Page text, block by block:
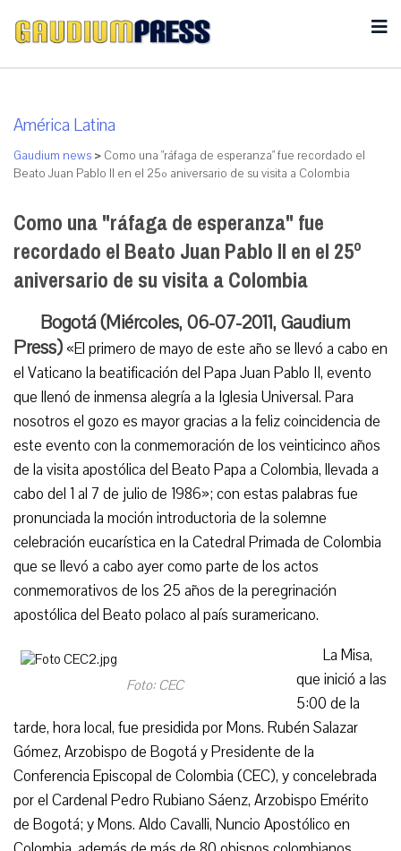
América Latina
Gaudium news > Como una "ráfaga de esperanza" fue recordado el
Beato Juan Pablo II en el 25º aniversario de su visita a Colombia
Como una "ráfaga de esperanza" fue
recordado el Beato Juan Pablo II en el 25º
aniversario de su visita a Colombia
Bogotá (Miércoles, 06-07-2011, Gaudium
Press) «El primero de mayo de este año se llevó a cabo en
el Vaticano la beatificación del Papa Juan Pablo II, evento
que llenó de inmensa alegría a la Iglesia Universal. Para
nosotros el gozo es mayor gracias a la feliz coincidencia de
este evento con la conmemoración de los veinticinco años
de la visita apostólica del Beato Papa a Colombia, llevada a
cabo del 1 al 7 de julio de 1986»; con estas palabras fue
pronunciada la moción introductoria de la solemne
celebración eucarística en la Catedral Primada de Colombia
que se llevó a cabo ayer como parte de los actos
conmemorativos de los 25 años de la peregrinación
apostólica del Beato polaco al país suramericano.
Foto: CEC
La Misa,
que inició a las
5:00 de la
tarde, hora local, fue presidida por Mons. Rubén Salazar
Gómez, Arzobispo de Bogotá y Presidente de la
Conferencia Episcopal de Colombia (CEC), y concelebrada
por el Cardenal Pedro Rubiano Sáenz, Arzobispo Emérito
de Bogotá; y Mons. Aldo Cavalli, Nuncio Apostólico en